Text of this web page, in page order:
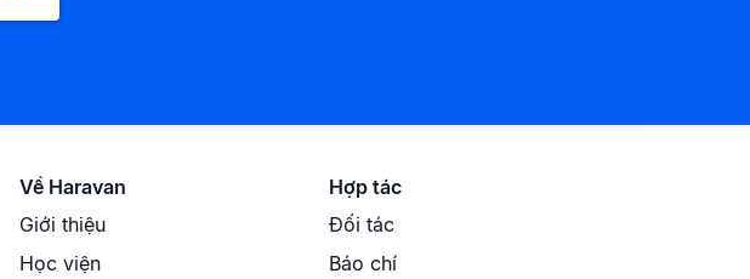
Về Haravan
Giới thiệu
Học viện
Hợp tác
Đối tác
Báo chí